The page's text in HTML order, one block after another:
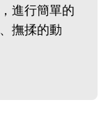
進行簡單的
撫揉的動